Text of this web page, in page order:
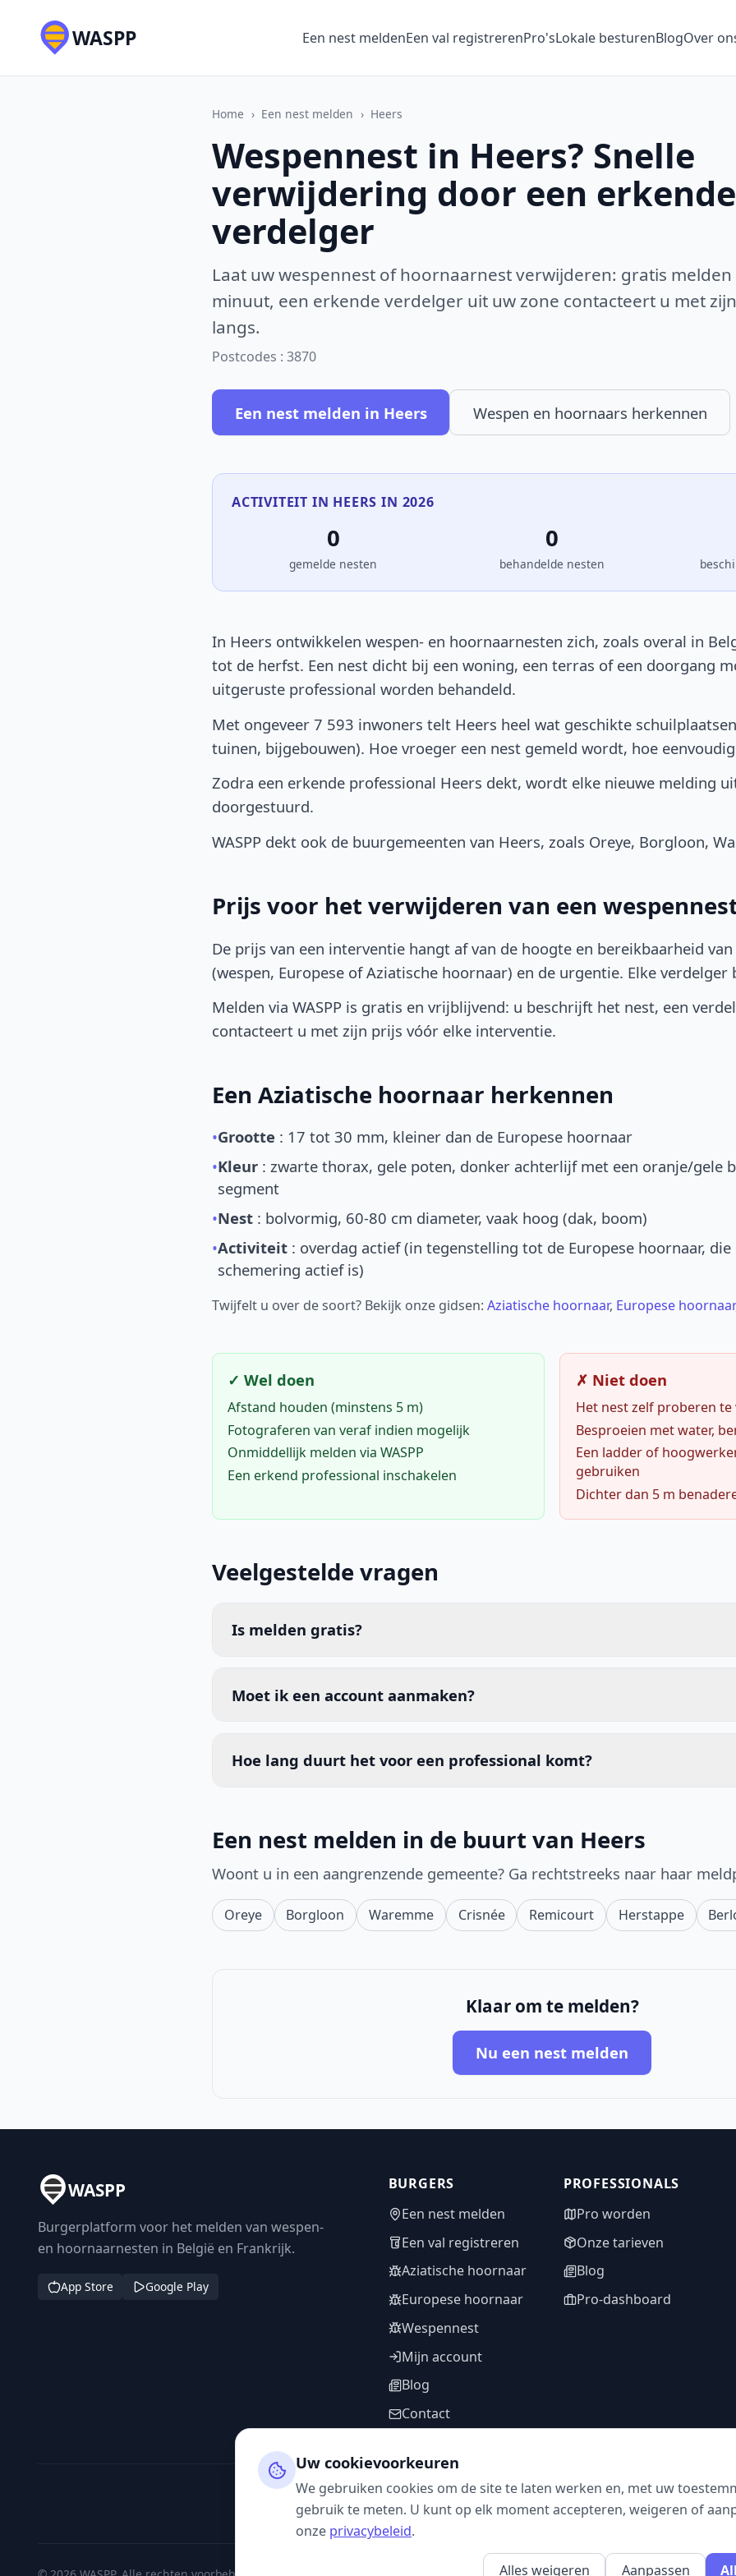
WASPP Een nest meldenEen val registrerenPro'sLokale besturenBlogOver
Home › Een nest melden › Heers
Wespennest in Heers? Snelle
verwijdering door een erkende
verdelger
Laat uw wespennest of hoornaarnest verwijderen: gratis
minuut, een erkende verdelger uit uw zone contacteert u met
langs.
Postcodes : 3870
Een nest melden in Heers Wespen en hoornaars herkennen
ACTIVITEIT IN HEERS IN 2026
0
gemelde nesten
0
behandelde nesten
In Heers ontwikkelen wespen- en hoornaarnesten zich, zoals overal in
tot de herfst. Een nest dicht bij een woning, een terras of een doorgang
uitgeruste professional worden behandeld.
Met ongeveer 7 593 inwoners telt Heers heel wat geschikte
tuinen, bijgebouwen). Hoe vroeger een nest gemeld wordt, hoe
Zodra een erkende professional Heers dekt, wordt elke nieuwe melding
doorgestuurd.
WASPP dekt ook de buurgemeenten van Heers, zoals Oreye, Borgloon,
Prijs voor het verwijderen van een
De prijs van een interventie hangt af van de hoogte en bereikbaarheid
(wespen, Europese of Aziatische hoornaar) en de urgentie. Elke
Melden via WASPP is gratis en vrijblijvend: u beschrijft het nest, een
contacteert u met zijn prijs vóór elke interventie.
Een Aziatische hoornaar herkennen
•Grootte : 17 tot 30 mm, kleiner dan de Europese hoornaar
•Kleur : zwarte thorax, gele poten, donker achterlijf met een oranje/gele
segment
•Nest : bolvormig, 60-80 cm diameter, vaak hoog (dak, boom)
•Activiteit : overdag actief (in tegenstelling tot de Europese hoornaar,
schemering actief is)
Twijfelt u over de soort? Bekijk onze gidsen: Aziatische hoornaar, Europese hoornaar
✓ Wel doen
Afstand houden (minstens 5 m)
Fotograferen van veraf indien mogelijk
Onmiddellijk melden via WASPP
Een erkend professional inschakelen
✗ Niet doen
Het nest zelf proberen
Besproeien met water,
Een ladder of
gebruiken
Dichter dan 5 m
Veelgestelde vragen
Is melden gratis?
Moet ik een account aanmaken?
Hoe lang duurt het voor een professional komt?
Een nest melden in de buurt van Heers
Woont u in een aangrenzende gemeente? Ga rechtstreeks naar haar
Oreye Borgloon Waremme Crisnée Remicourt Herstappe
Klaar om te melden?
Nu een nest melden
WASPP
Burgerplatform voor het melden van wespen-
en hoornaarnesten in België en Frankrijk.
App Store Google Play
BURGERS
Een nest melden
Een val registreren
Aziatische hoornaar
Europese hoornaar
Wespennest
Mijn account
Blog
Contact
PROFESSIONALS
Pro worden
Onze tarieven
Blog
Pro-dashboard
VOLG ONS
Uw cookievoorkeuren
We gebruiken cookies om de site te laten werken en, met uw
gebruik te meten. U kunt op elk moment accepteren, weigeren of
onze privacybeleid.
Alles weigeren Aanpassen